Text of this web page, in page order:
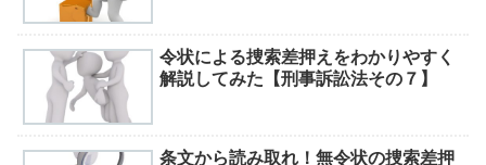
令状による捜索差押えをわかりやすく
解説してみた【刑事訴訟法その７】
条文から読み取れ！無令状の捜索差押